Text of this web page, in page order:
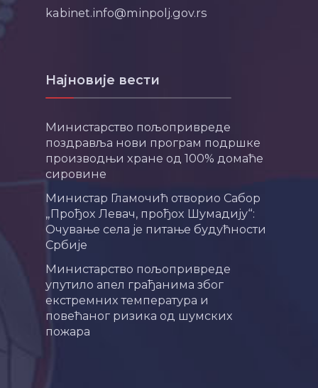
kabinet.info@minpolj.gov.rs
Најновије вести
Министарство пољопривреде
поздравља нови програм подршке
производњи хране од 100% домаће
сировине
Министар Гламочић отворио Сабор
„Прођох Левач, прођох Шумадију“:
Очување села је питање будућности
Србије
Министарство пољопривреде
упутило апел грађанима због
екстремних температура и
повећаног ризика од шумских
пожара